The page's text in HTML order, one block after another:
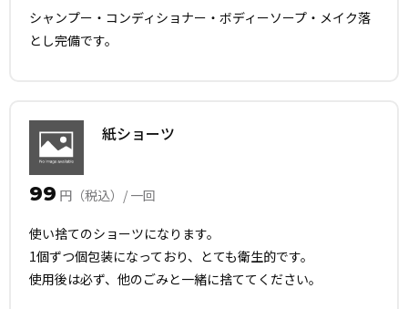
シャンプー・コンディショナー・ボディーソープ・メイク落
とし完備です。
紙ショーツ
99 円（税込）/ 一回
使い捨てのショーツになります。
1個ずつ個包装になっており、とても衛生的です。
使用後は必ず、他のごみと一緒に捨ててください。